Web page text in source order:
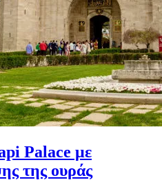
Palace με
της ουράς